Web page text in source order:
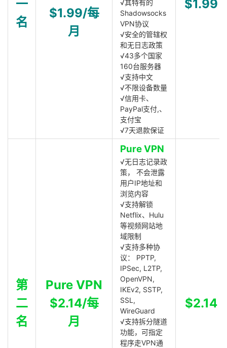
一
名
$1.99/每
月
√其特有的
Shadowsocks
VPN协议
√安全的管辖权
和无日志政策
√43多个国家
160台服务器
√支持中文
√不限设备数量
√信用卡、
PayPal支付,、
支付宝
√7天退款保证
$1.99
第
二
名
Pure VPN
$2.14/每
月
Pure VPN
√无日志记录政
策， 不会泄露
用户IP地址和
浏览内容
√支持解锁
Netflix、Hulu
等视频网站地
域限制
√支持多种协
议： PPTP,
IPSec, L2TP,
OpenVPN,
IKEv2, SSTP,
SSL,
WireGuard
√支持拆分隧道
功能，可指定
程序走VPN通
$2.14